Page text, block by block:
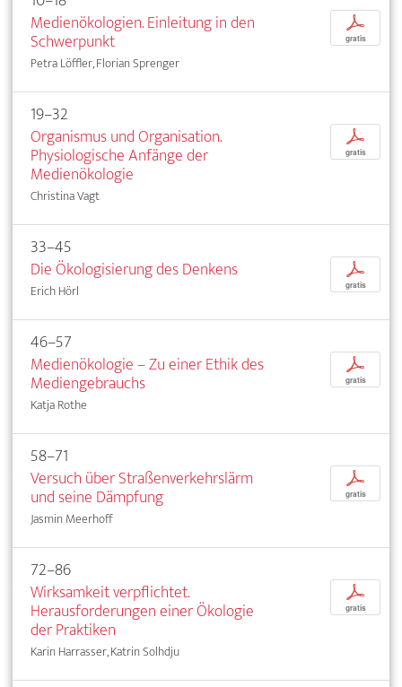
Medienökologien. Einleitung in den
Schwerpunkt
Petra Löffler, Florian Sprenger
p
gratis
19–32
Organismus und Organisation.
Physiologische Anfänge der
Medienökologie
Christina Vagt
p
gratis
33–45
Die Ökologisierung des Denkens
Erich Hörl
p
gratis
46–57
Medienökologie – Zu einer Ethik des
Mediengebrauchs
Katja Rothe
p
gratis
58–71
Versuch über Straßenverkehrslärm
und seine Dämpfung
Jasmin Meerhoff
p
gratis
72–86
Wirksamkeit verpflichtet.
Herausforderungen einer Ökologie
der Praktiken
Karin Harrasser, Katrin Solhdju
p
gratis